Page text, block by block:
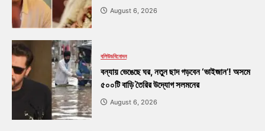
August 6, 2026
বলিউডবিনোদন
বন্যায় ভেঙেছে ঘর, নতুন ছাদ গড়বেন ‘ভাইজান’! অসমে
৫০০টি বাড়ি তৈরির উদ্যোগ সলমনের
August 6, 2026